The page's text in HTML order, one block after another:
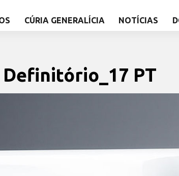
CÚRIA GENERALÍCIA NOTÍCIAS
Definitório_17 PT